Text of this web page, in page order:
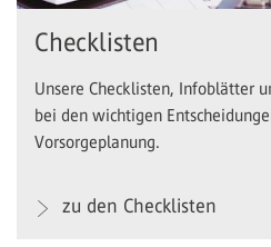
Checklisten
Unsere Checklisten, Infoblätter
bei den wichtigen
Vorsorgeplanung.
zu den Checklisten